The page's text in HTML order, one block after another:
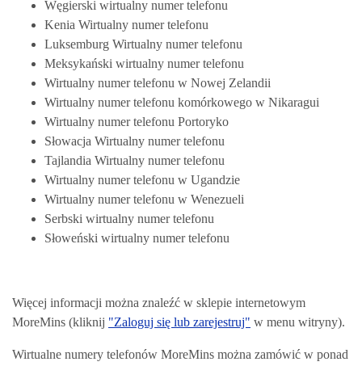
Węgierski wirtualny numer telefonu
Kenia Wirtualny numer telefonu
Luksemburg Wirtualny numer telefonu
Meksykański wirtualny numer telefonu
Wirtualny numer telefonu w Nowej Zelandii
Wirtualny numer telefonu komórkowego w Nikaragui
Wirtualny numer telefonu Portoryko
Słowacja Wirtualny numer telefonu
Tajlandia Wirtualny numer telefonu
Wirtualny numer telefonu w Ugandzie
Wirtualny numer telefonu w Wenezueli
Serbski wirtualny numer telefonu
Słoweński wirtualny numer telefonu
Więcej informacji można znaleźć w sklepie internetowym
MoreMins (kliknij "Zaloguj się lub zarejestruj" w menu witryny).
Wirtualne numery telefonów MoreMins można zamówić w ponad